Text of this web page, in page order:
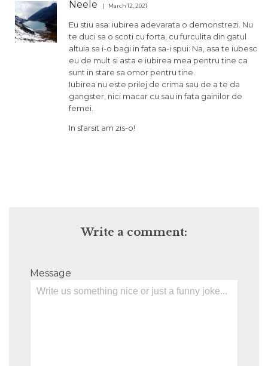
Neele March 12, 2021
Eu stiu asa: iubirea adevarata o demonstrezi. Nu
te duci sa o scoti cu forta, cu furculita din gatul
altuia sa i-o bagi in fata sa-i spui: Na, asa te iubesc
eu de mult si asta e iubirea mea pentru tine ca
sunt in stare sa omor pentru tine.
Iubirea nu este prilej de crima sau de a te da
gangster, nici macar cu sau in fata gainilor de
femei.
In sfarsit am zis-o!
Write a comment:
Message